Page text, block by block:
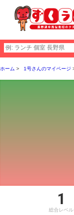
ホーム 1号さんのマイページ
1
総合レベル